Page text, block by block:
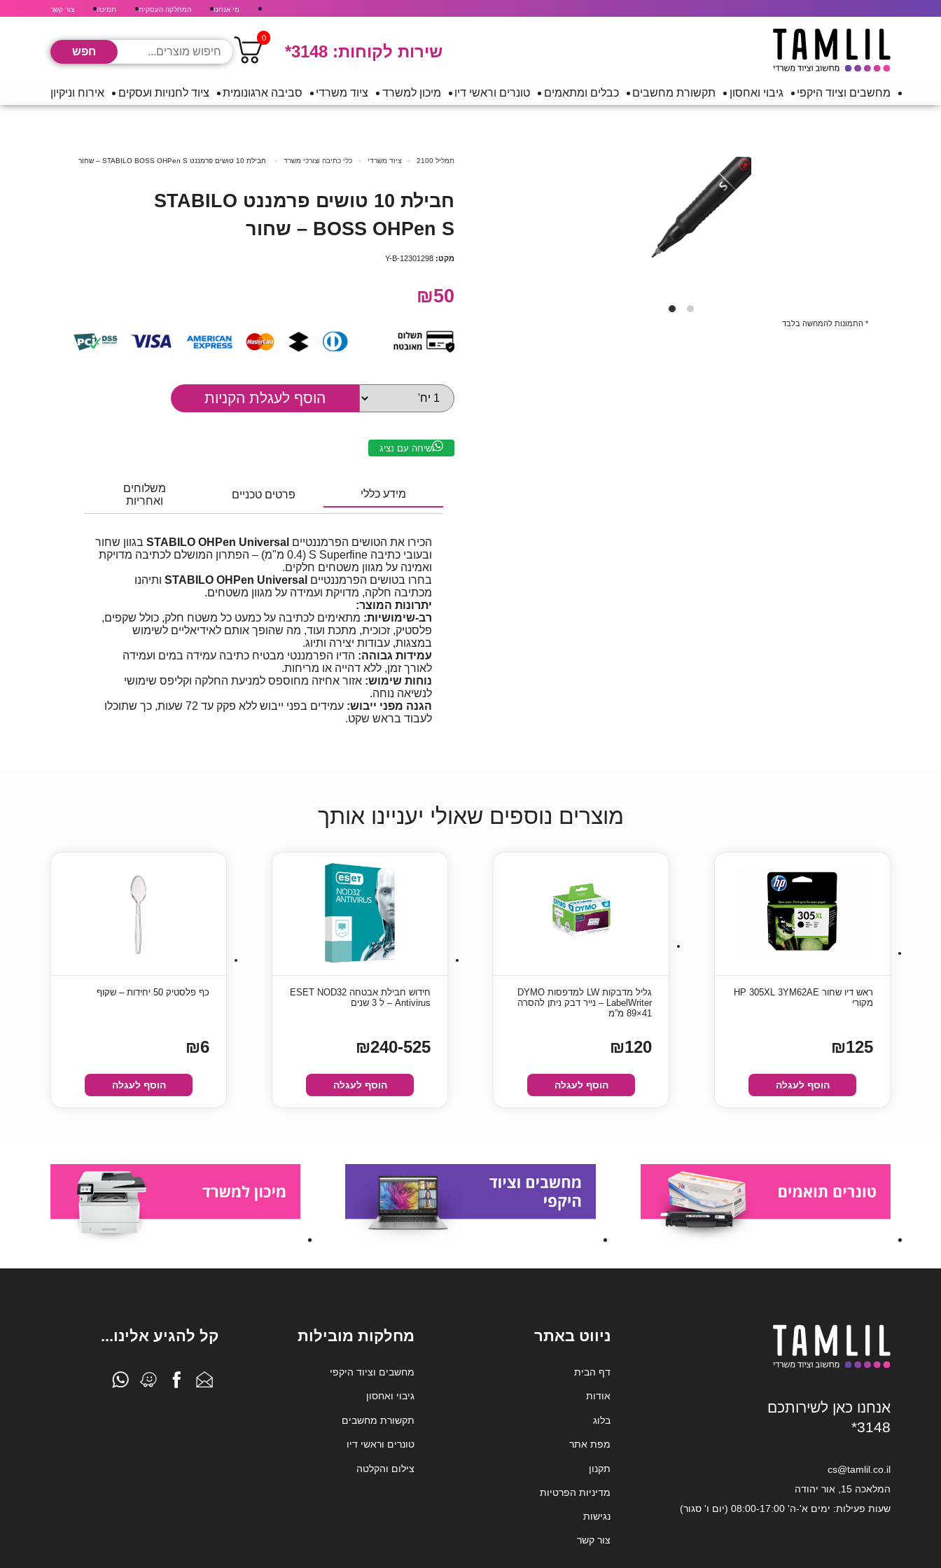
מי אנחנו המחלקה העסקית תמיכה צור קשר
שירות לקוחות: *3148
0
מחשבים וציוד היקפי גיבוי ואחסון תקשורת מחשבים כבלים ומתאמים טונרים וראשי דיו מיכון למשרד ציוד משרדי סביבה ארגונומית ציוד לחנויות ועסקים אירוח וניקיון
* התמונות להמחשה בלבד
תמליל 2100 ציוד משרדי כלי כתיבה וצורכי משרד חבילת 10 טושים פרמננט STABILO BOSS OHPen S – שחור
חבילת 10 טושים פרמננט STABILO
BOSS OHPen S – שחור
מקט: Y-B-12301298
₪50
שיחה עם נציג
מידע כללי פרטים טכניים
משלוחים
ואחריות
הכירו את הטושים הפרמננטיים STABILO OHPen Universalבגוון שחור
ובעובי כתיבה S Superfine (0.4 מ"מ) – הפתרון המושלם לכתיבה מדויקת
ואמינה על מגוון משטחים חלקים.
בחרו בטושים הפרמננטיים STABILO OHPen Universalותיהנו
מכתיבה חלקה, מדויקת ועמידה על מגוון משטחים.
יתרונות המוצר:
רב-שימושיות: מתאימים לכתיבה על כמעט כל משטח חלק, כולל שקפים,
פלסטיק, זכוכית, מתכת ועוד, מה שהופך אותם לאידיאליים לשימוש
במצגות, עבודות יצירה ותיוג.
עמידות גבוהה: הדיו הפרמננטי מבטיח כתיבה עמידה במים ועמידה
לאורך זמן, ללא דהייה או מריחות.
נוחות שימוש: אזור אחיזה מחוספס למניעת החלקה וקליפס שימושי
לנשיאה נוחה.
הגנה מפני ייבוש:
עמידים בפני ייבוש ללא פקק עד 72 שעות, כך שתוכלו
לעבוד בראש שקט.
מוצרים נוספים שאולי יעניינו אותך
ראש דיו ‏שחור HP 305XL 3YM62AE
מקורי
₪125
הוסף לעגלה
גליל מדבקות LW למדפסות DYMO
LabelWriter – נייר דבק ניתן להסרה
41×89 מ”מ
₪120
הוסף לעגלה
חידוש חבילת אבטחה ESET NOD32
Antivirus – ל 3 שנים
₪240-525
הוסף לעגלה
כף פלסטיק 50 יחידות – שקוף
₪6
הוסף לעגלה
אנחנו כאן לשירותכם
*3148
cs@tamlil.co.il
המלאכה 15, אור יהודה
שעות פעילות: ימים א'-ה' 08:00-17:00 (יום ו' סגור)
ניווט באתר
דף הבית
אודות
בלוג
מפת אתר
תקנון
מדיניות הפרטיות
נגישות
צור קשר
מחלקות מובילות
מחשבים וציוד היקפי
גיבוי ואחסון
תקשורת מחשבים
טונרים וראשי דיו
צילום והקלטה
קל להגיע אלינו...